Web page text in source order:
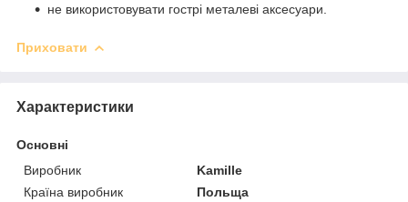
не використовувати гострі металеві аксесуари.
Приховати
Характеристики
Основні
Виробник
Kamille
Країна виробник
Польща